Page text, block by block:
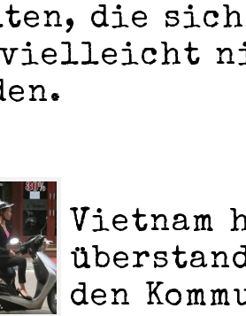
die sich
Vietnam
den